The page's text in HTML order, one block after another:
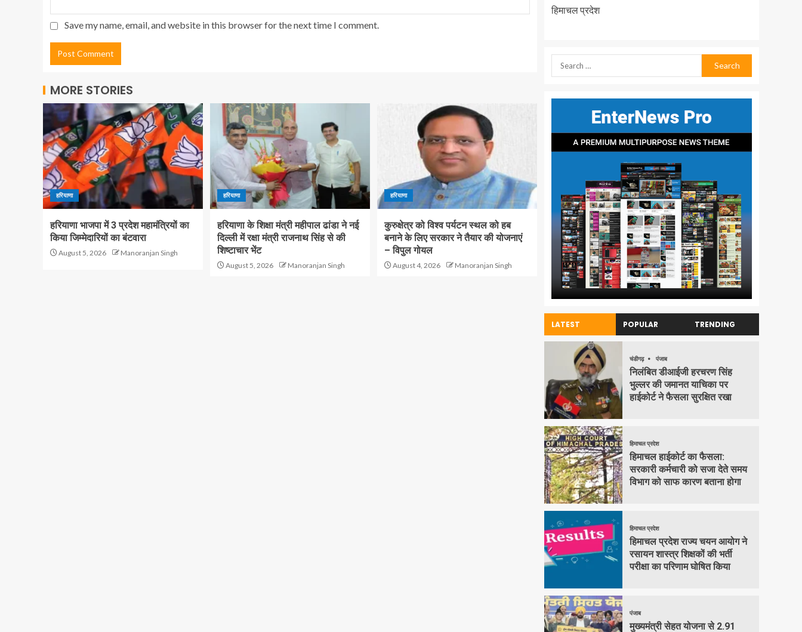
Save my name, email, and website in this browser for the next time I comment.
MORE STORIES
हरियाणा
हरियाणा भाजपा में 3 प्रदेश महामंत्रियों का
किया जिम्मेदारियों का बंटवारा
August 5, 2026 Manoranjan Singh
हरियाणा
हरियाणा के शिक्षा मंत्री महीपाल ढांडा ने नई
दिल्ली में रक्षा मंत्री राजनाथ सिंह से की
शिष्टाचार भेंट
August 5, 2026 Manoranjan Singh
हरियाणा
कुरुक्षेत्र को विश्व पर्यटन स्थल को हब
बनाने के लिए सरकार ने तैयार की योजनाएं
– विपुल गोयल
August 4, 2026 Manoranjan Singh
हिमाचल प्रदेश
LATEST POPULAR TRENDING
चंडीगढ़ पंजाब
निलंबित डीआईजी हरचरण सिंह
भुल्लर की जमानत याचिका पर
हाईकोर्ट ने फैसला सुरक्षित रखा
हिमाचल प्रदेश
हिमाचल हाईकोर्ट का फैसला:
सरकारी कर्मचारी को सजा देते समय
विभाग को साफ कारण बताना होगा
हिमाचल प्रदेश
हिमाचल प्रदेश राज्य चयन आयोग ने
रसायन शास्त्र शिक्षकों की भर्ती
परीक्षा का परिणाम घोषित किया
पंजाब
मुख्यमंत्री सेहत योजना से 2.91